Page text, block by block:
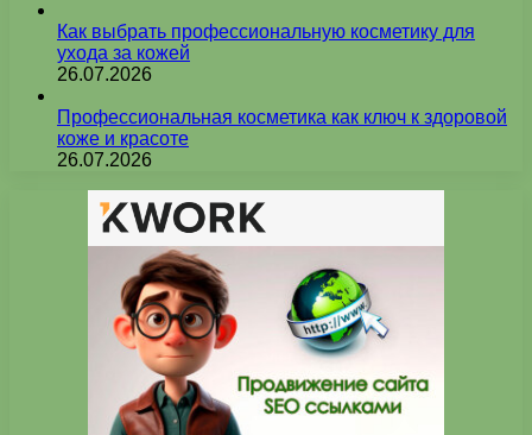
Как выбрать профессиональную косметику для
ухода за кожей
26.07.2026
Профессиональная косметика как ключ к здоровой
коже и красоте
26.07.2026